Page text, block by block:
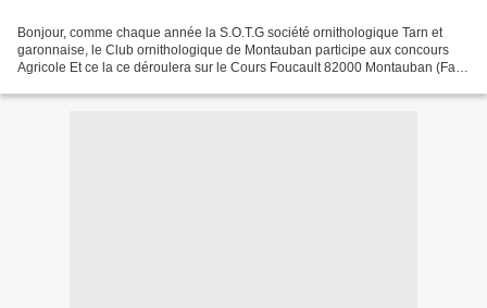
Bonjour, comme chaque année la S.O.T.G société ornithologique Tarn et
garonnaise, le Club ornithologique de Montauban participe aux concours
Agricole Et ce la ce déroulera sur le Cours Foucault 82000 Montauban (Face